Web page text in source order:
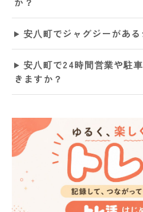
安八町でジャグジーがあ
安八町で24時間営業や駐
きますか？